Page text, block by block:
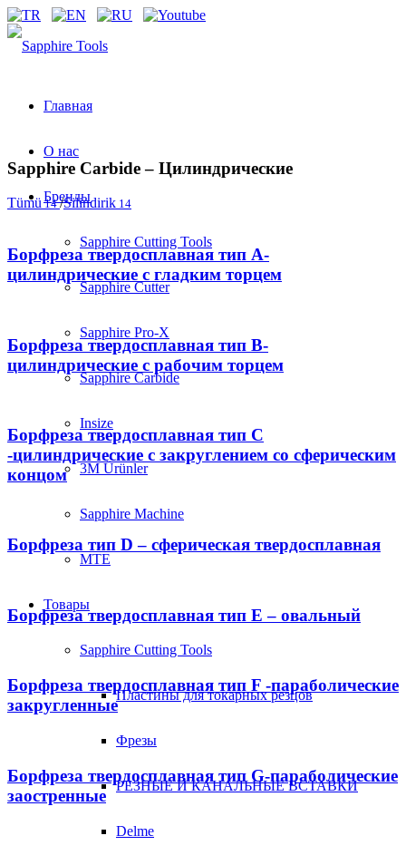
Главная
О нас
Бренды
Sapphire Cutting Tools
Sapphire Cutter
Sapphire Pro-X
Sapphire Carbide
Insize
3M Ürünler
Sapphire Machine
MTE
Товары
Sapphire Cutting Tools
Пластины для токарных резцов
Фрезы
РЕЗНЫЕ И КАНАЛЬНЫЕ ВСТАВКИ
Delme
Sapphire Carbide – Цилиндрические
Tümü14/Silindirik 14
Борфреза твердосплавная тип A-
цилиндрические с гладким торцем
Борфреза твердосплавная тип B-
цилиндрические с рабочим торцем
Борфреза твердосплавная тип C
-цилиндрические с закруглением со сферическим
концом
Борфреза тип D – сферическая твердосплавная
Борфреза твердосплавная тип Е – овальный
Борфреза твердосплавная тип F -параболические
закругленные
Борфреза твердосплавная тип G-параболические
заостренные